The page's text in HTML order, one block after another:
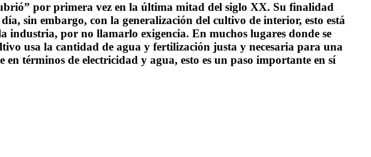
por primera vez en la última mitad del siglo XX. Su finalidad
sin embargo, con la generalización del cultivo de interior, esto está
industria, por no llamarlo exigencia. En muchos lugares donde se
usa la cantidad de agua y fertilización justa y necesaria para una
términos de electricidad y agua, esto es un paso importante en sí